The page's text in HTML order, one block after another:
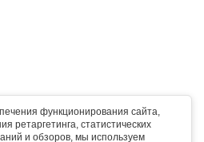
функционирования сайта,
ретаргетинга, статистических
и обзоров, мы используем